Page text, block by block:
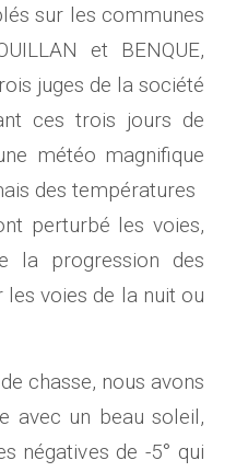
sur les communes
et BENQUE,
juges de la société
ces trois jours de
météo magnifique
des températures
perturbé les voies,
la progression des
les voies de la nuit ou
chasse, nous avons
avec un beau soleil,
négatives de -5° qui